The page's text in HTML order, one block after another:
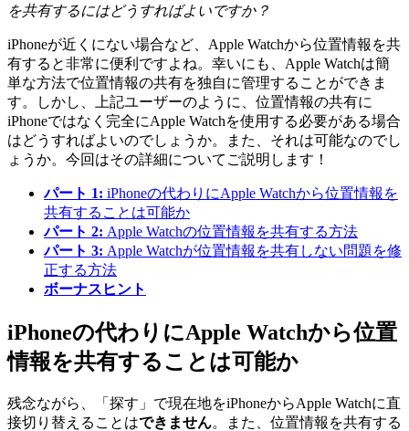
を共有するにはどうすればよいですか？
iPhoneが近くにない場合など、Apple Watchから位置情報を共
有すると非常に便利ですよね。幸いにも、Apple Watchは簡
単な方法で位置情報の共有を独自に管理することができま
す。しかし、上記ユーザーのように、位置情報の共有に
iPhoneではなく完全にApple Watchを使用する必要がある場合
はどうすればよいのでしょうか。また、それは可能なのでし
ょうか。今回はその詳細についてご説明します！
パート 1: iPhoneの代わりにApple Watchから位置情報を
共有することは可能か
パート 2: Apple Watchの位置情報を共有する方法
パート 3: Apple Watchが位置情報を共有しない問題を修
正する方法
ボーナスヒント
iPhoneの代わりにApple Watchから位置
情報を共有することは可能か
残念ながら、「探す」で現在地をiPhoneからApple Watchに直
接切り替えることはできません。また、位置情報を共有する